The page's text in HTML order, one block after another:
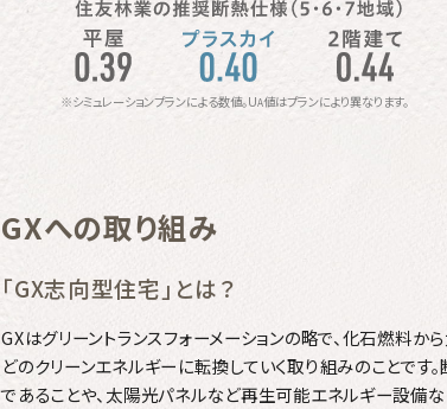
※シミュレーションプランによる数値。UA値はプランにより異なります。
GXへの取り組み
「GX志向型住宅」とは？
GXはグリーントランスフォーメーションの略で、化石燃料か
どのクリーンエネルギーに転換していく取り組みのことです
であることや、太陽光パネルなど再生可能エネルギー設備